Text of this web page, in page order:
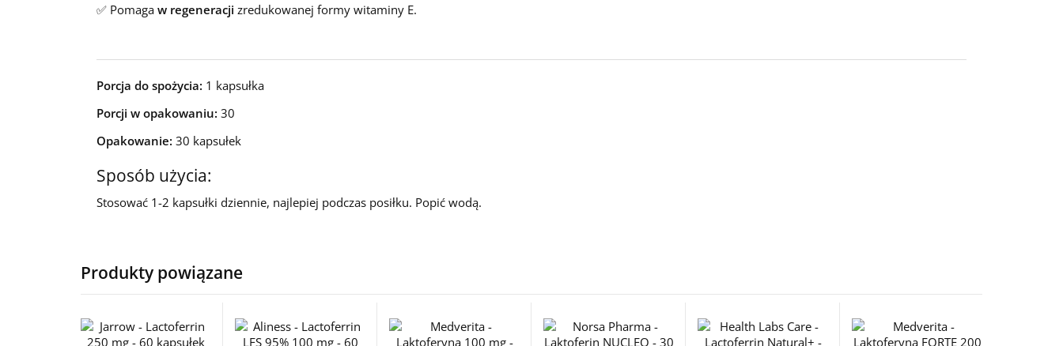
✅ Pomaga w regeneracji zredukowanej formy witaminy E.
Porcja do spożycia: 1 kapsułka
Porcji w opakowaniu: 30
Opakowanie: 30 kapsułek
Sposób użycia:
Stosować 1-2 kapsułki dziennie, najlepiej podczas posiłku. Popić wodą.
Produkty powiązane